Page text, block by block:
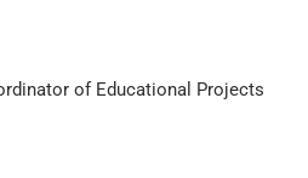
of Educational Projects